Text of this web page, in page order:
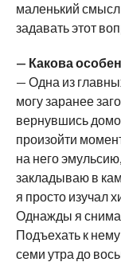
маленький
задавать этот
— Какова
— Одна из
могу заранее
вернувшись
произойти
на него
закладываю в
я просто изучал
Однажды я
Подъехать к
семи утра до